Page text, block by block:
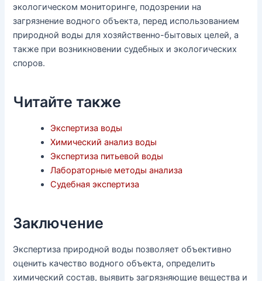
экологическом мониторинге, подозрении на
загрязнение водного объекта, перед использованием
природной воды для хозяйственно-бытовых целей, а
также при возникновении судебных и экологических
споров.
Читайте также
Экспертиза воды
Химический анализ воды
Экспертиза питьевой воды
Лабораторные методы анализа
Судебная экспертиза
Заключение
Экспертиза природной воды позволяет объективно
оценить качество водного объекта, определить
химический состав, выявить загрязняющие вещества и